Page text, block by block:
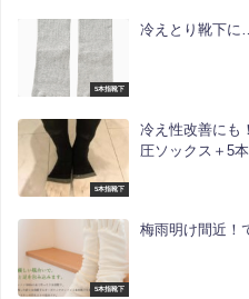
5本指靴下
冷えとり靴下に
5本指靴下
冷え性改善にも
圧ソックス＋5
5本指靴下
梅雨明け間近！